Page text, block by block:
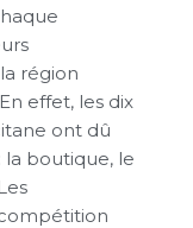
région
effet, les dix
ont dû
la boutique, le